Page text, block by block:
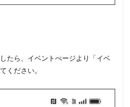
たら、イベントぺージより「イベ
ください。